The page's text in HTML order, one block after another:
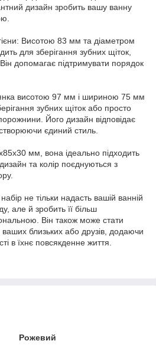
дизайн зробить вашу ванну
Висотою 83 мм та діаметром
для зберігання зубних щіток,
допомагає підтримувати порядок
висотою 97 мм і шириною 75 мм
зубних щіток або просто
Його дизайн відповідає
єдиний стиль.
мм, вона ідеально підходить
та колір поєднуються з
не тільки надасть вашій ванній
але й зробить її більш
Він також може стати
близьких або друзів, додаючи
в їхнє повсякденне життя.
Рожевий